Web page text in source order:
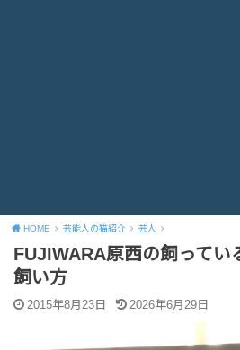
HOME 芸能人の猫紹介 芸人
FUJIWARA原西の飼ってい
飼い方
2015年8月23日 2026年6月29日